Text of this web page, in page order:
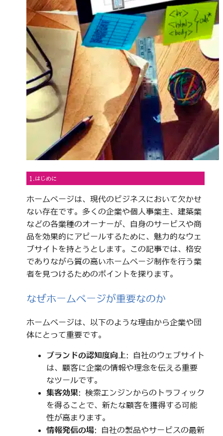
1.はじめに
ホームページは、現代のビジネスにおいて欠かせ
ない存在です。多くの企業や個人事業主、建築業
などの各業種のオーナーが、自身のサービスや商
品を効果的にアピールするために、魅力的なウェ
ブサイトを持とうとします。この記事では、格安
でありながら質の高いホームページ制作を行う業
者を見つけるためのポイントを探ります。
なぜホームページが重要なのか
ホームページは、以下のような理由から企業や団
体にとって重要です。
ブランドの認知度向上: 自社のウェブサイト
は、顧客に企業の情報や理念を伝える重要
なツールです。
集客効果: 検索エンジンからのトラフィック
を得ることで、新たな顧客を獲得する可能
性が高まります。
情報発信の場: 自社の製品やサービスの最新